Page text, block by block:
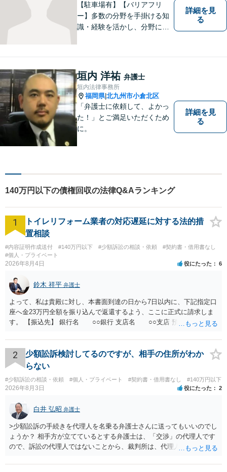
【駐車場有】【バリアフリ
ー】多数の分野を手掛ける知
識・経験を活かし、分野にと
かりやすいリーガルサービス
を提供致します。メール相談
やビデオ面談にも柔軟に対応
しております。 まずは、ご相
談ください。
詳細を見
る
垣内 洋祐 弁護士
垣内法律事務所
福岡県|北九州市小倉北区
「弁護士に依頼して、よかっ
た！」とご満足いただくため
に。
詳細を見
る
140万円以下の債権回収の法律Q&Aランキング
1
トイレリフォーム業者の対応遅延に対する法的措
置相談
#内容証明作成送付 #140万円以下 #少額訴訟の相談・依頼
#契約書・借用書なし
#個人・プライベート
2026年8月4日 役にたった 6
鈴木 祥平 弁護士
よって、私は貴殿に対し、本書面到達の日から7日以内に、下記指定口
座へ金23万円全額を振り込んで返還するよう、ここに正式に請求しま
す。 【振込先】 銀行名 ○○銀行 支店名 ○○支店 預金種別 普通
されない場合には、貴殿には任意に返金する意思がないものと判断
し、やむを得ず、返還金23万円及びこれに対する遅延損害金の支払い
を求める民事訴訟、支払督促その他必要な法的手続を直ちに講じま
す。 その際には、訴訟に要する費用その他法令上認められる金員につ
いても併せて請求する予定ですので、あらかじめ申し添えます。 本件
は、貴殿自らが契約を解約したことによって生じた返還義務の履行を
求めるものにすぎません。貴殿の仕入先との取引関係や返金時期など
の内部事情は、私に対する返還義務の発生や履行時期には何ら影響を
及ぼすものではありません。 これ以上、本件の解決を不必要に遅延さ
せることなく、誠意をもって速やかに返金手続を履行されるよう、強
く求めます。 以上
2
少額訟訴検討してるのですが、相手の住所がわか
らない
#少額訴訟の相談・依頼 #個人・プライベート #契約書・借用書なし #140万円以下
2026年8月3日 役にたった 2
白井 弘昭 弁護士
>少額訟訴の手続きを代理人を名乗る弁護士さんに送ってもいいのでし
ょうか？ 相手方が立てているとする弁護士は、「交渉」の代理人です
ので、訴訟の代理人ではないことから、裁判所は、代理人宛ての訴状
ている場合は、相手方（被告）の住所で訴状を作成提出し、裁判所に